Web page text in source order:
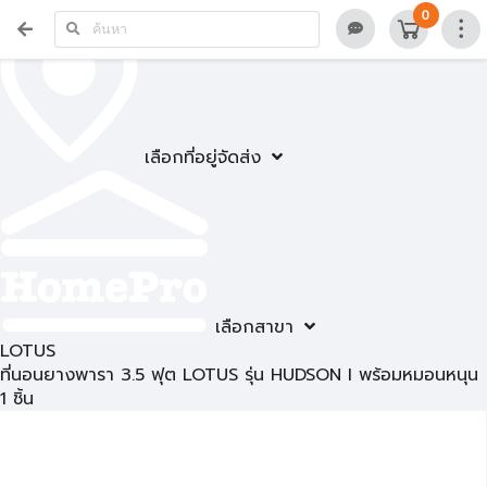
เลือกที่อยู่จัดส่ง
เลือกสาขา
0
LOTUS
ที่นอนยางพารา 3.5 ฟุต LOTUS รุ่น HUDSON I พร้อมหมอนหนุน
1 ชิ้น